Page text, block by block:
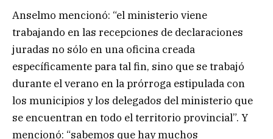
Anselmo mencionó: “el ministerio viene
trabajando en las recepciones de declaraciones
juradas no sólo en una oficina creada
específicamente para tal fin, sino que se trabajó
durante el verano en la prórroga estipulada con
los municipios y los delegados del ministerio que
se encuentran en todo el territorio provincial”. Y
mencionó: “sabemos que hay muchos